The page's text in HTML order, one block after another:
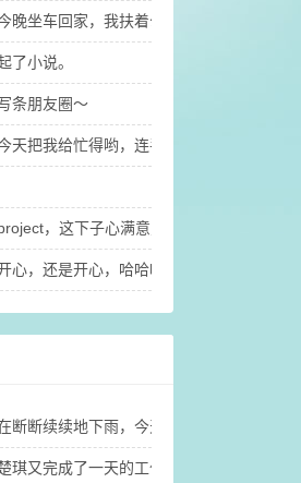
晚坐车回家，我扶着公交车上的扶手杆都
了小说。
条朋友圈～
天把我给忙得哟，连手机都没看几眼，连
，这下子心满意足啦，哈哈哈哈哈哈
心，还是开心，哈哈哈，已经没有任何词
断断续续地下雨，今天终于没下雨，出太
琪又完成了一天的工作和家务，也搞定了